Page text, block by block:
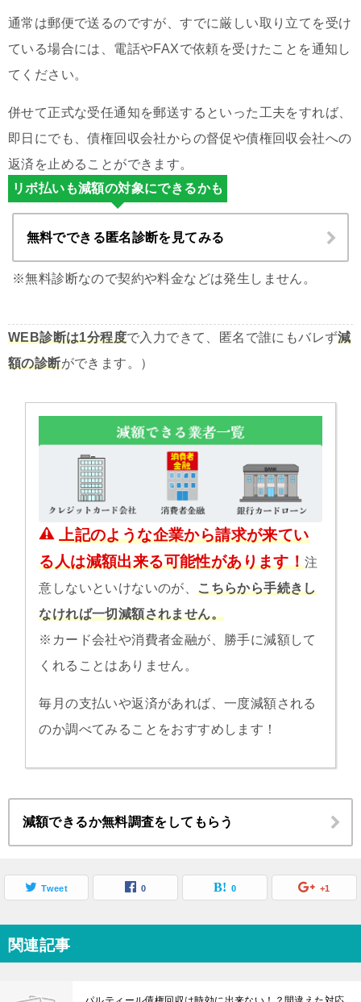
通常は郵便で送るのですが、すでに厳しい取り立てを受け
ている場合には、電話やFAXで依頼を受けたことを通知し
てください。
併せて正式な受任通知を郵送するといった工夫をすれば、
即日にでも、債権回収会社からの督促や債権回収会社への
返済を止めることができます。
リボ払いも減額の対象にできるかも
無料でできる匿名診断を見てみる
※無料診断なので契約や料金などは発生しません。
WEB診断は1分程度で入力できて、匿名で誰にもバレず減
額の診断ができます。）
上記のような企業から請求が来てい
る人は減額出来る可能性があります！注
意しないといけないのが、こちらから手続きし
なければ一切減額されません。
※カード会社や消費者金融が、勝手に減額して
くれることはありません。
毎月の支払いや返済があれば、一度減額される
のか調べてみることをおすすめします！
減額できるか無料調査をしてもらう
Tweet 0 0 +1
関連記事